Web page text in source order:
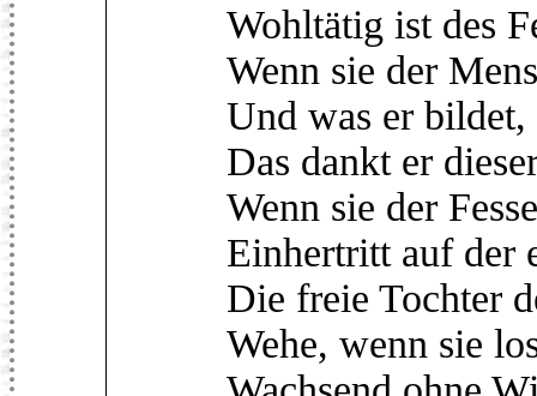
Wohltätig ist des
Wenn sie der
Und was er bildet,
Das dankt er
Wenn sie der
Einhertritt auf der
Die freie Tochter
Wehe, wenn sie